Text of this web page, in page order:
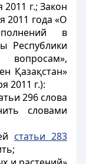
2011 г.; Закон
2011 года «О
в
Республики
вопросам»,
Қазақстан»
2011 г.):
296 слова
словами
статьи 283